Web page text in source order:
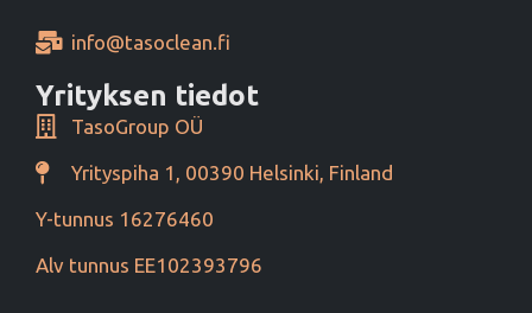
info@tasoclean.fi
Yrityksen tiedot
TasoGroup OÜ
Yrityspiha 1, 00390 Helsinki, Finland
Y-tunnus 16276460
Alv tunnus EE102393796